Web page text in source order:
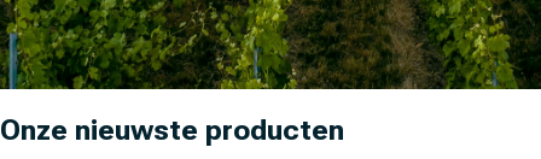
Onze nieuwste producten